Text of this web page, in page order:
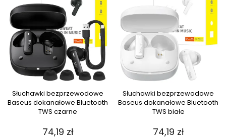
Słuchawki bezprzewodowe
Baseus dokanałowe Bluetooth
TWS czarne
74,19 zł
Słuchawki bezprzewodowe
Baseus dokanałowe Bluetooth
TWS białe
74,19 zł